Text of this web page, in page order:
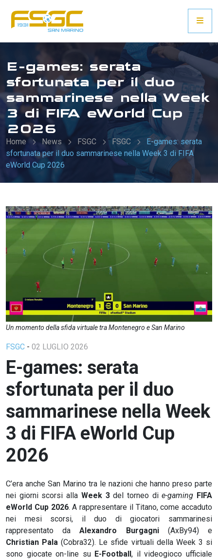
E-games: serata
sfortunata per il duo
sammarinese nella Week
3 di FIFA eWorld Cup
2026
Home News FSGC FSGC
E-games: serata
sfortunata per il duo sammarinese nella Week 3 di FIFA
eWorld Cup 2026
Un momento della sfida virtuale tra Montenegro e San Marino
FSGC - 02 LUGLIO 2026
E-games: serata
sfortunata per il duo
sammarinese nella Week
3 di FIFA eWorld Cup
2026
C’era anche San Marino tra le nazioni che hanno preso parte
nei giorni scorsi alla Week 3del torneo die-gaming FIFA
eWorld Cup 2026. A rappresentare il Titano, come accaduto
nei mesi scorsi, il duo di giocatori sammarinesi
rappresentato daAlexandro Burgagni(AxBy94) e
Christian Pala (Cobra32). Le sfide virtuali della Week 3 si
sono giocate on-line su E-Football, il videogioco ufficiale